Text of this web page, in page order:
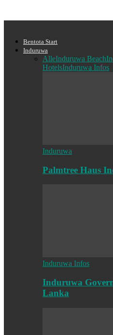
Bentota Start
Induruwa
AlleInduruwa Beach
HotelsInduruwa Infos
Induruwa
Palmtree Haus
Induruwa Infos
Induruwa
Lanka